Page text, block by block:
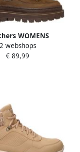
WOMENS
COMFORT 159509-
schoenen
2 webshops
€ 89,99